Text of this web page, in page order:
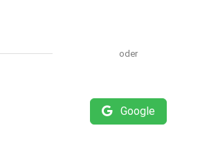
oder
Google